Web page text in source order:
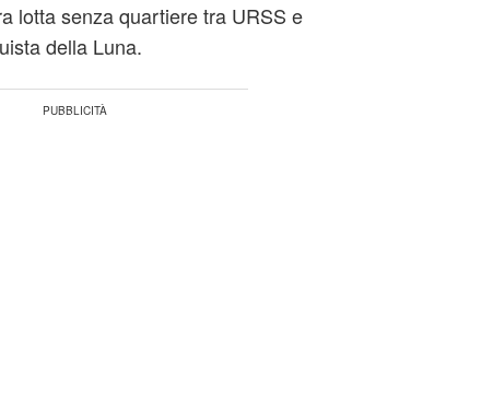
lotta senza quartiere tra URSS e
della Luna.